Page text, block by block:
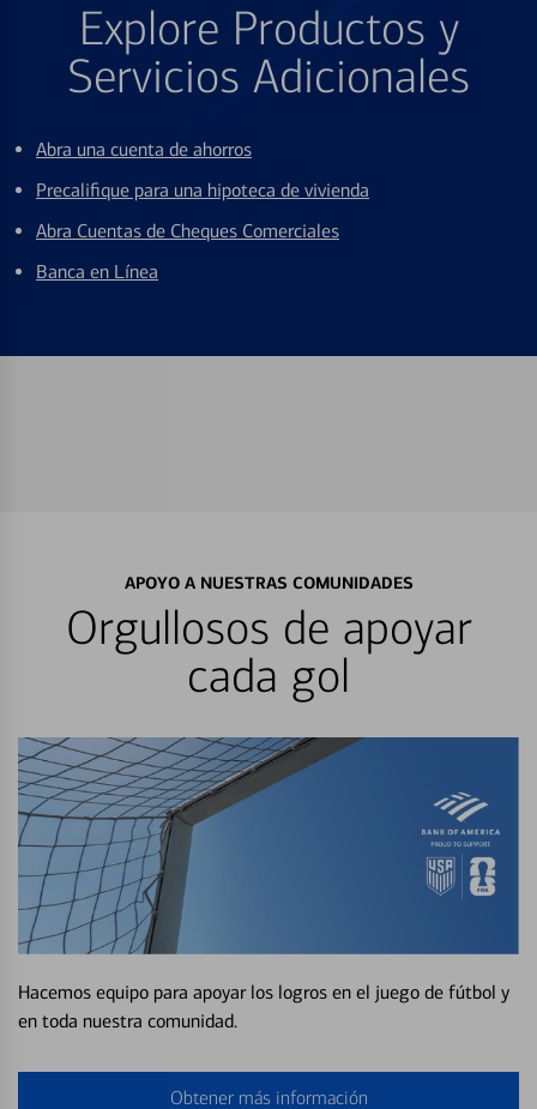
Explore Productos y
Servicios Adicionales
Abra una cuenta de ahorros
Precalifique para una hipoteca de vivienda
Abra Cuentas de Cheques Comerciales
Banca en Línea
APOYO A NUESTRAS COMUNIDADES
Orgullosos de apoyar
cada gol
Hacemos equipo para apoyar los logros en el juego de fútbol y
en toda nuestra comunidad.
Obtener más información